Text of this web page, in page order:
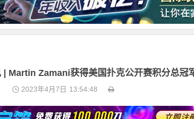
| Martin Zamani获得美国扑克公开赛积分总冠
2023年4月7日 13:54:48